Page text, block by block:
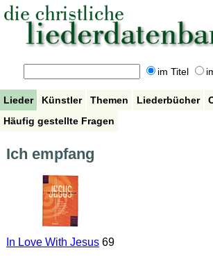
im Titel
Lieder Künstler Themen Liederbücher
Häufig gestellte Fragen
Ich empfang
In Love With Jesus69